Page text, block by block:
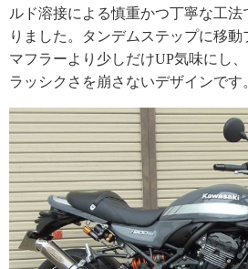
ルド溶接による慎重かつ丁寧な工
りました。タンデムステップに移
マフラーより少しだけUP気味にし
ラッシクさを崩さないデザインです